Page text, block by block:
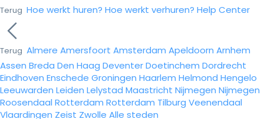
Terug Hoe werkt huren? Hoe werkt verhuren? Help Center
Terug Almere Amersfoort Amsterdam Apeldoorn Arnhem
Assen Breda Den Haag DeventerDoetinchem Dordrecht
Eindhoven Enschede Groningen Haarlem Helmond Hengelo
Leeuwarden Leiden Lelystad Maastricht Nijmegen Nijmegen
Roosendaal Rotterdam Rotterdam Tilburg Veenendaal
Vlaardingen Zeist Zwolle Alle steden